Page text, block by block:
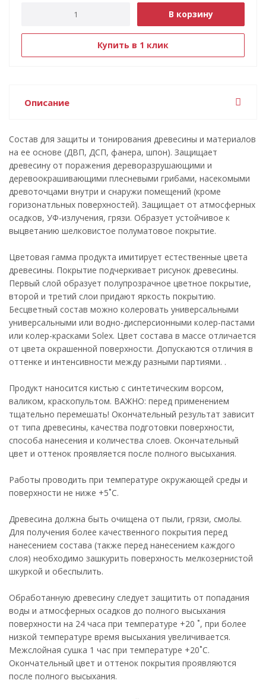
В корзину
Купить в 1 клик
Описание
Состав для защиты и тонирования древесины и материалов
на ее основе (ДВП, ДСП, фанера, шпон). Защищает
древесину от поражения дереворазрушающими и
деревоокрашивающими плесневыми грибами, насекомыми
древоточцами внутри и снаружи помещений (кроме
горизонатльных поверхностей). Защищает от атмосферных
осадков, УФ-излучения, грязи. Образует устойчивое к
выцветанию шелковистое полуматовое покрытие.
Цветовая гамма продукта имитирует естественные цвета
древесины. Покрытие подчеркивает рисунок древесины.
Первый слой образует полупрозрачное цветное покрытие,
второй и третий слои придают яркость покрытию.
Бесцветный состав можно колеровать универсальными
универсальными или водно-дисперсионными колер-пастами
или колер-красками Solex. Цвет состава в массе отличается
от цвета окрашенной поверхности. Допускаются отличия в
оттенке и интенсивности между разными партиями. .
Продукт наносится кистью с синтетическим ворсом,
валиком, краскопультом. ВАЖНО: перед применением
тщательно перемешать! Окончательный результат зависит
от типа древесины, качества подготовки поверхности,
способа нанесения и количества слоев. Окончательный
цвет и оттенок проявляется после полного высыхания.
Работы проводить при температуре окружающей среды и
поверхности не ниже +5˚С.
Древесина должна быть очищена от пыли, грязи, смолы.
Для получения более качественного покрытия перед
нанесением состава (также перед нанесением каждого
слоя) необходимо зашкурить поверхность мелкозернистой
шкуркой и обеспылить.
Обработанную древесину следует защитить от попадания
воды и атмосферных осадков до полного высыхания
поверхности на 24 часа при температуре +20 ˚, при более
низкой температуре время высыхания увеличивается.
Межслойная сушка 1 час при температуре +20˚С.
Окончательный цвет и оттенок покрытия проявляются
после полного высыхания.